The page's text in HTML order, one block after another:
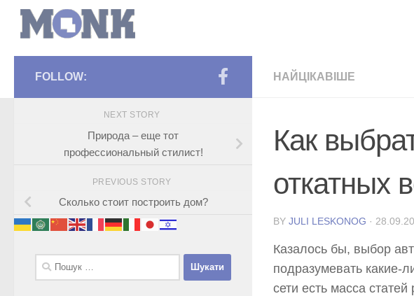
НАЙЦІКАВІШЕ
Как
откатных
BY JULI LESKONOG ·
Казалось бы, выбор
подразумевать какие-
сети есть масса
FOLLOW:
NEXT STORY
Природа – еще тот
профессиональный стилист!
PREVIOUS STORY
Сколько стоит построить дом?
Пошук: